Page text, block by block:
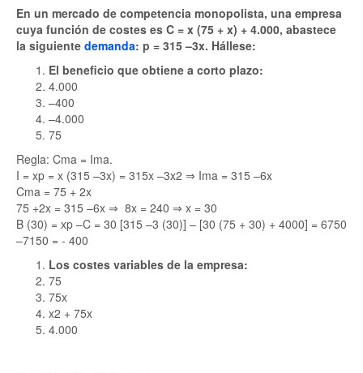
En un mercado de competencia monopolista, una empresa
cuya función de costes es C = x (75 + x) + 4.000, abastece
la siguiente demanda: p = 315 –3x. Hállese:
El beneficio que obtiene a corto plazo:
4.000
–400
–4.000
75
Regla: Cma = Ima.
I = xp = x (315 –3x) = 315x –3x2 ⇒ Ima = 315 –6x
Cma = 75 + 2x
75 +2x = 315 –6x ⇒ 8x = 240 ⇒ x = 30
B (30) = xp –C = 30 [315 –3 (30)] – [30 (75 + 30) + 4000] = 6750
–7150 = - 400
Los costes variables de la empresa:
75
75x
x2 + 75x
4.000